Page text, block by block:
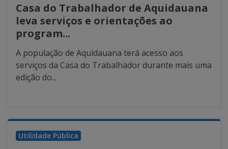
Casa do Trabalhador de Aquidauana
leva serviços e orientações ao
program...
A população de Aquidauana terá acesso aos
serviços da Casa do Trabalhador durante mais uma
edição do...
Utilidade Pública